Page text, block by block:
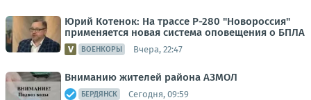
Юрий Котенок: На трассе Р-280 "Новороссия"
применяется новая система оповещения о БПЛА
ВОЕНКОРЫ Вчера, 22:47
Вниманию жителей района АЗМОЛ
БЕРДЯНСК Сегодня, 09:59